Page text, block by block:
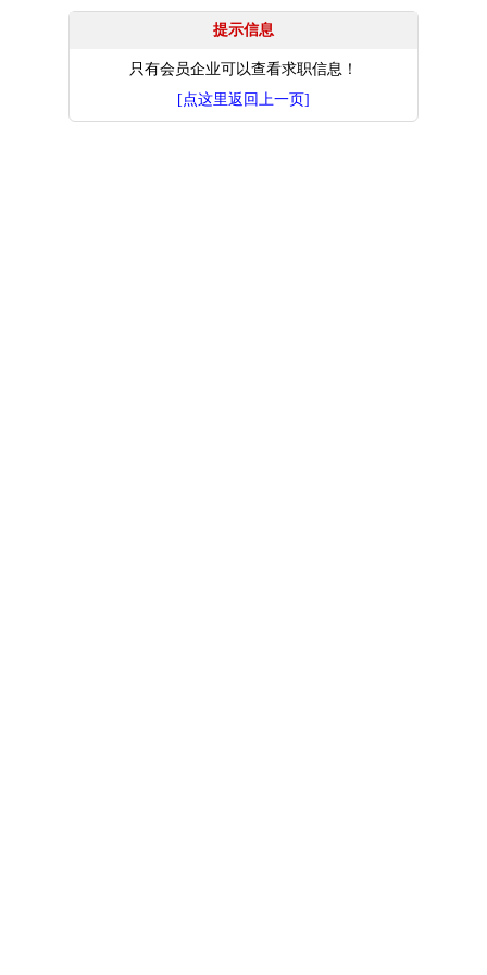
提示信息
只有会员企业可以查看求职信息！
[点这里返回上一页]